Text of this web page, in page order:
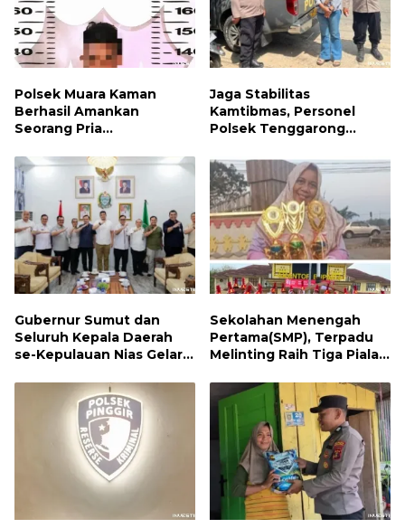
Polsek Muara Kaman
Berhasil Amankan
Seorang Pria
Jenis Sabu
Jaga Stabilitas
Kamtibmas, Personel
Polsek Tenggarong
Dialogis Siang Hari
Gubernur Sumut dan
Seluruh Kepala Daerah
se-Kepulauan Nias Gelar
Sekolahan Menengah
Pertama(SMP), Terpadu
Melinting Raih Tiga Piala
Championship, Lampung
Timur